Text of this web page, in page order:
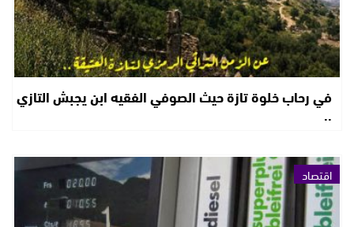
في رحاب خلوة تازة حيث الصوفي الفقيه ابن يجبش التازي
..
اقتصاد